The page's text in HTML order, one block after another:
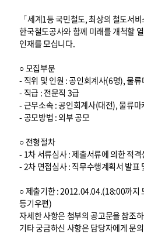
「세계1등 국민철도, 최상의 철도서비
한국철도공사와 함께 미래를 개척할
인재를 모십니다.
○ 모집부문
- 직위 및 인원 : 공인회계사(6명), 물
- 직급 : 전문직 3급
- 근무소속 : 공인회계사(대전), 물류마
- 공모방법 : 외부 공모
○ 전형절차
- 1차 서류심사 : 제출서류에 의한 적격
- 2차 면접심사 : 직무수행계획서 발표
○ 제출기한 : 2012.04.04.(18:00까지
등기우편)
자세한 사항은 첨부의 공고문을 참조
기타 궁금하신 사항은 담당자에게 문